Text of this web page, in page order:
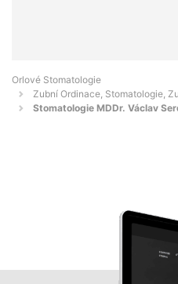
Orlové Stomatologie
Zubní Ordinace, Stomatologie,
Stomatologie MDDr. Václav